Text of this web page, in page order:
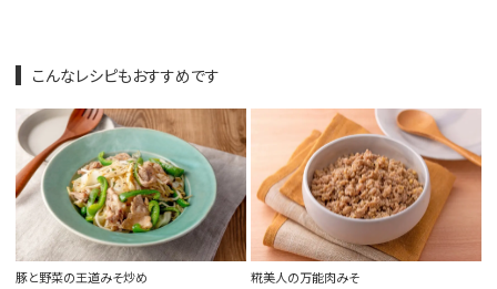
こんなレシピもおすすめです
豚と野菜の王道みそ炒め 糀美人の万能肉みそ